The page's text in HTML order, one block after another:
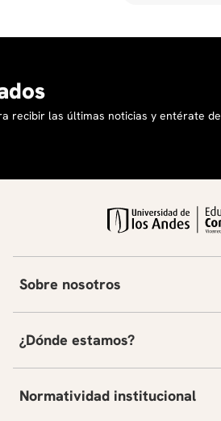
recibir las últimas noticias y entérate de
Sobre nosotros
¿Dónde estamos?
Normatividad institucional